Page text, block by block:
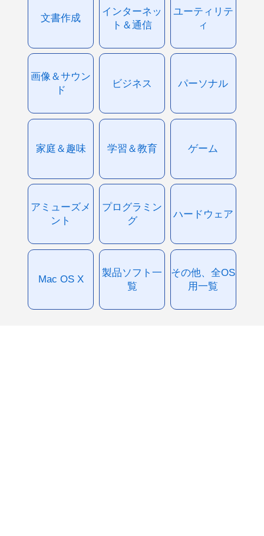
文書作成
インターネッ
ト＆通信
ユーティリテ
ィ
画像＆サウン
ド
ビジネス パーソナル
家庭＆趣味 学習＆教育 ゲーム
アミューズメ
ント
プログラミン
グ
ハードウェア
Mac OS X
製品ソフト一
覧
その他、全OS
用一覧